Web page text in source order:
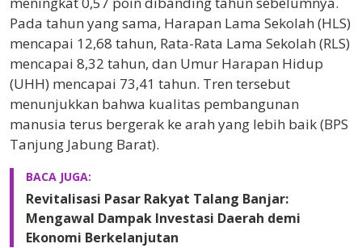
Pada tahun yang sama, Harapan Lama Sekolah (HLS)
mencapai 12,68 tahun, Rata-Rata Lama Sekolah (RLS)
mencapai 8,32 tahun, dan Umur Harapan Hidup
(UHH) mencapai 73,41 tahun. Tren tersebut
menunjukkan bahwa kualitas pembangunan
manusia terus bergerak ke arah yang lebih baik (BPS
Tanjung Jabung Barat).
BACA JUGA:
Revitalisasi Pasar Rakyat Talang Banjar:
Mengawal Dampak Investasi Daerah demi
Ekonomi Berkelanjutan